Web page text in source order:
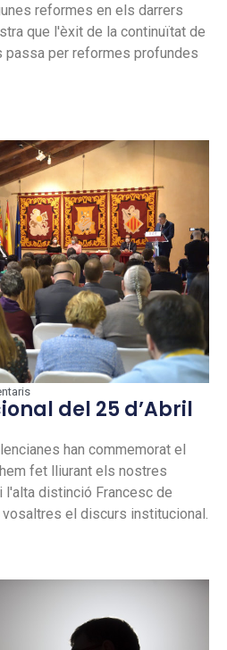
reformes en els darrers
que l'èxit de la continuïtat de
per reformes profundes
del 25 d’Abril
han commemorat el
fet lliurant els nostres
l'alta distinció Francesc de
el discurs institucional.